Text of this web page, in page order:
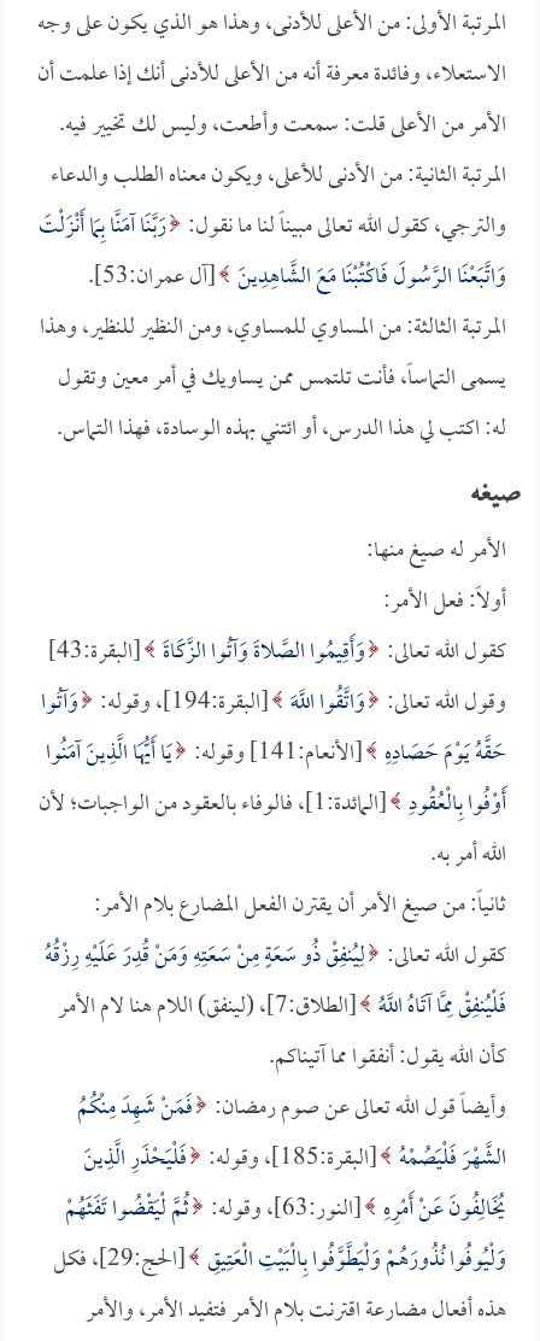
المرتبة الأولى: من الأعلى للأدنى، وهذا هو الذي يكون على وجه
الاستعلاء، وفائدة معرفة أنه من الأعلى للأدنى أنك إذا علمت أن
الأمر من الأعلى قلت: سمعت وأطعت، وليس لك تخيير فيه.
المرتبة الثانية: من الأدنى للأعلى، ويكون معناه الطلب والدعاء
والترجي، كقول الله تعالى مبيناً لنا ما نقول: رَبَّنَا آمَنَّا بِمَا أَنْزَلْتَ
وَاتَّبَعْنَا الرَّسُولَ فَاكْتُبْنَا مَعَ الشَّاهِدِينَ [آل عمران:53].
المرتبة الثالثة: من المساوي للمساوي، ومن النظير للنظير، وهذا
يسمى التماساً، فأنت تلتمس ممن يساويك في أمر معين وتقول
له: اكتب لي هذا الدرس، أو ائتني بهذه الوسادة، فهذا التماس.
صيغه
الأمر له صيغ منها:
أولاً: فعل الأمر:
كقول الله تعالى: وَأَقِيمُوا الصَّلاةَ وَآتُوا الزَّكَاةَ
[البقرة:43]
وقول الله تعالى: وَاتَّقُوا اللَّهَ [البقرة:194]، وقوله:
وَآتُوا
حَقَّهُ يَوْمَ حَصَادِهِ [الأنعام:141] وقوله:
يَا أَيُّهَا الَّذِينَ آمَنُوا
أَوْفُوا بِالْعُقُودِ
[المائدة:1]، فالوفاء بالعقود من الواجبات؛ لأن
الله أمر به.
ثانياً: من صيغ الأمر أن يقترن الفعل المضارع بلام الأمر:
كقول الله تعالى: لِيُنفِقْ ذُو سَعَةٍ مِنْ سَعَتِهِ وَمَنْ قُدِرَ عَلَيْهِ رِزْقُهُ
فَلْيُنفِقْ مِمَّا آتَاهُ اللَّهُ
[الطلاق:7]، (لينفق) اللام هنا لام الأمر
كأن الله يقول: أنفقوا مما آتيناكم.
وأيضاً قول الله تعالى عن صوم رمضان: فَمَنْ شَهِدَ مِنْكُمُ
الشَّهْرَ فَلْيَصُمْهُ [البقرة:185]، وقوله:
فَلْيَحْذَرِ الَّذِينَ
يُخَالِفُونَ عَنْ أَمْرِهِ [النور:63]، وقوله:
ثُمَّ لْيَقْضُوا تَفَثَهُمْ
وَلْيُوفُوا نُذُورَهُمْ وَلْيَطَّوَّفُوا بِالْبَيْتِ الْعَتِيقِ
[الحج:29]، فكل
هذه أفعال مضارعة اقترنت بلام الأمر فتفيد الأمر، والأمر